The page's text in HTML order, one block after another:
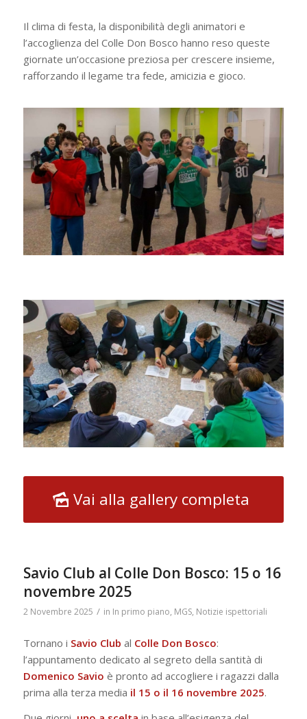
Il clima di festa, la disponibilità degli animatori e
l’accoglienza del Colle Don Bosco hanno reso queste
giornate un’occasione preziosa per crescere insieme,
rafforzando il legame tra fede, amicizia e gioco.
Vai alla gallery completa
Savio Club al Colle Don Bosco: 15 o 16
novembre 2025
2 Novembre 2025 / in In primo piano, MGS, Notizie ispettoriali
Tornano i Savio Club al Colle Don Bosco:
l’appuntamento dedicato al segreto della santità di
Domenico Savio è pronto ad accogliere i ragazzi dalla
prima alla terza media il 15 o il 16 novembre 2025.